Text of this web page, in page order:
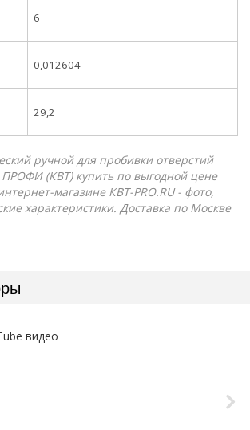
6
0,012604
29,2
ручной для пробивки отверстий
(КВТ) купить по выгодной цене
магазине КВТ-PRO.RU - фото,
характеристики. Доставка по Москве